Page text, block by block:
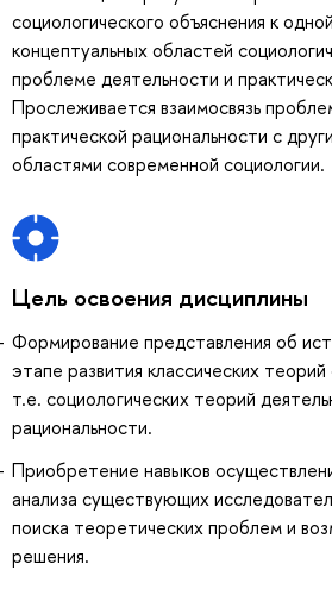
социологического объяснения к
концептуальных областей
проблеме деятельности и
Прослеживается взаимосвязь
практической рациональности с
областями современной социологии.
Цель освоения дисциплины
Формирование представления об
этапе развития классических
т.е. социологических теорий
рациональности.
Приобретение навыков
анализа существующих
поиска теоретических проблем и
решения.